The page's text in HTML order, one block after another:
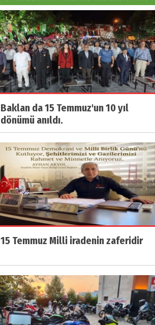
Baklan da 15 Temmuz'un 10 yıl
dönümü anıldı.
15 Temmuz Milli iradenin zaferidir